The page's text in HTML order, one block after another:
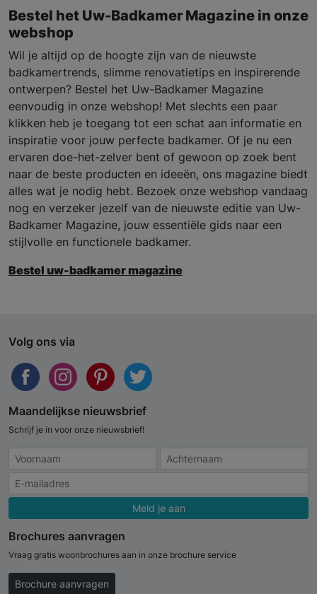
Bestel het Uw-Badkamer Magazine in onze
webshop
Wil je altijd op de hoogte zijn van de nieuwste
badkamertrends, slimme renovatietips en inspirerende
ontwerpen? Bestel het Uw-Badkamer Magazine
eenvoudig in onze webshop! Met slechts een paar
klikken heb je toegang tot een schat aan informatie en
inspiratie voor jouw perfecte badkamer. Of je nu een
ervaren doe-het-zelver bent of gewoon op zoek bent
naar de beste producten en ideeën, ons magazine biedt
alles wat je nodig hebt. Bezoek onze webshop vandaag
nog en verzeker jezelf van de nieuwste editie van Uw-
Badkamer Magazine, jouw essentiële gids naar een
stijlvolle en functionele badkamer.
Bestel uw-badkamer magazine
Volg ons via
Maandelijkse nieuwsbrief
Schrijf je in voor onze nieuwsbrief!
Meld je aan
Brochures aanvragen
Vraag gratis woonbrochures aan in onze brochure service
Brochure aanvragen